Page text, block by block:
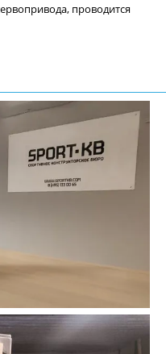
проводится